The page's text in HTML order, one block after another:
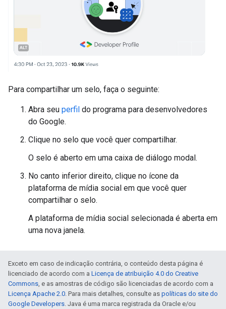
Para compartilhar um selo, faça o seguinte:
Abra seu perfil do programa para desenvolvedores
do Google.
Clique no selo que você quer compartilhar.
O selo é aberto em uma caixa de diálogo modal.
No canto inferior direito, clique no ícone da
plataforma de mídia social em que você quer
compartilhar o selo.
A plataforma de mídia social selecionada é aberta em
uma nova janela.
Exceto em caso de indicação contrária, o conteúdo desta página é
licenciado de acordo com a Licença de atribuição 4.0 do Creative
Commons , e as amostras de código são licenciadas de acordo com a
Licença Apache 2.0 . Para mais detalhes, consulte as políticas do site do
Google Developers . Java é uma marca registrada da Oracle e/ou